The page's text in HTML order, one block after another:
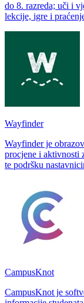
do 8. razreda; uči i
lekcije, igre i
Wayfinder
Wayfinder je
procjene i aktivnosti
te podršku
CampusKnot
CampusKnot je